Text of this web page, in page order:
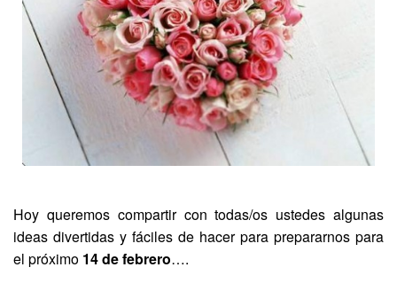
Hoy queremos compartir con todas/os ustedes algunas
ideas divertidas y fáciles de hacer para prepararnos para
el próximo 14 de febrero….